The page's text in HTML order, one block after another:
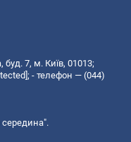
7, м. Київ, 01013;
; - телефон — (044)